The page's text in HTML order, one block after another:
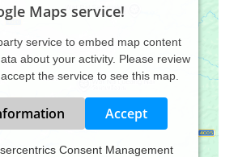
Maps service!
service to embed map content
about your activity. Please review
the service to see this map.
Accept
Consent Management